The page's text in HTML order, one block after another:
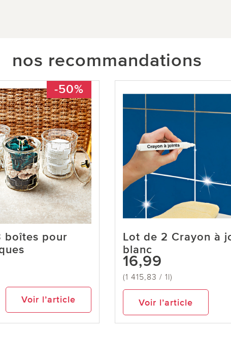
nos recommandations
-50%
boîtes pour
Voir l’article
Lot de 2 Crayon à
blanc
16,99
(1 415,83 / 1l)
Voir l’article